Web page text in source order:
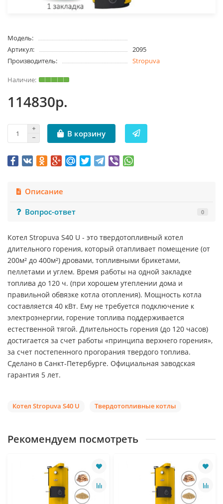
Модель:
Артикул:
2095
Производитель:
Stropuva
114830р.
В корзину
Описание
Вопрос-ответ
0
Котел Stropuva S40 U - это твердотопливный котел
длительного горения, который отапливает помещение (от
200м² до 400м²) дровами, топливными брикетами,
пеллетами и углем. Время работы на одной закладке
топлива до 120 ч. (при хорошем утеплении дома и
правильной обвязке котла отопления). Мощность котла
составляется 40 кВт. Ему не требуется подключение к
электроэнергии, горение топлива поддерживается
естественной тягой. Длительность горения (до 120 часов)
достигается за счет работы «принципа верхнего горения»,
за счет постепенного прогорания твердого топлива.
Сделано в Санкт-Петербурге. Официальная заводская
гарантия 5 лет.
Котел Stropuva S40 U Твердотопливные котлы
Рекомендуем посмотреть